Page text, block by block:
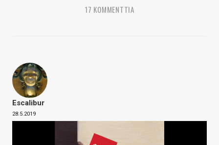
17 KOMMENTTIA
Escalibur
28.5.2019